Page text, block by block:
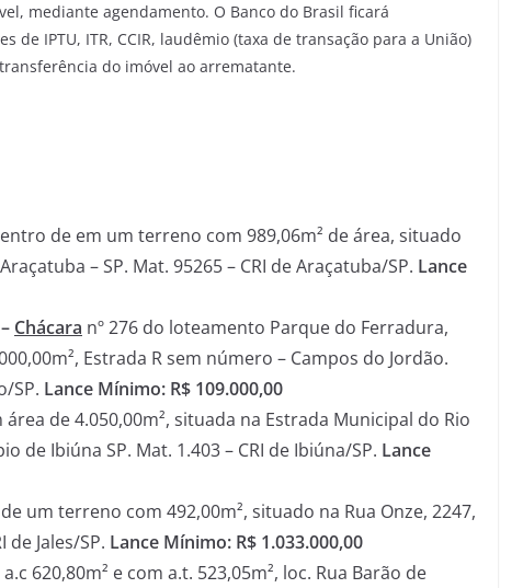
mediante agendamento. O Banco do Brasil ficará
de IPTU, ITR, CCIR, laudêmio (taxa de transação para a União)
do imóvel ao arrematante.
de em um terreno com 989,06m² de área, situado
– SP. Mat. 95265 – CRI de Araçatuba/SP. Lance
Chácara nº 276 do loteamento Parque do Ferradura,
Estrada R sem número – Campos do Jordão.
SP. Lance Mínimo: R$ 109.000,00
área de 4.050,00m², situada na Estrada Municipal do Rio
de Ibiúna SP. Mat. 1.403 – CRI de Ibiúna/SP. Lance
um terreno com 492,00m², situado na Rua Onze, 2247,
de Jales/SP. Lance Mínimo: R$ 1.033.000,00
620,80m² e com a.t. 523,05m², loc. Rua Barão de